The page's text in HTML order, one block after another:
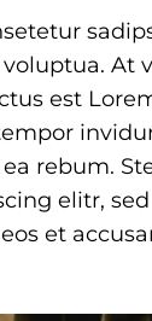
At
est
rebum.
elitr,
et